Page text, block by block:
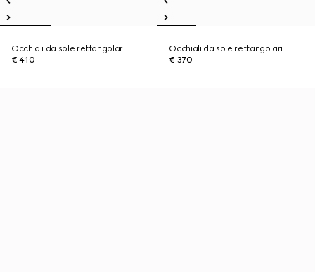
Occhiali da sole rettangolari
€ 410
Occhiali da sole rettangolari
€ 370